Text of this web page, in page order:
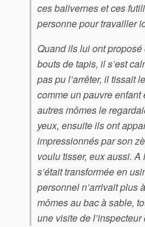
ces balivernes et ces
personne pour travailler
Quand ils lui ont
bouts de tapis, il s’est
pas pu l’arrêter, il tissait
comme un pauvre
autres mômes le
yeux, ensuite ils ont
impressionnés par son
voulu tisser, eux aussi.
s’était transformée en
personnel n’arrivait plus
mômes au bac à sable,
une visite de